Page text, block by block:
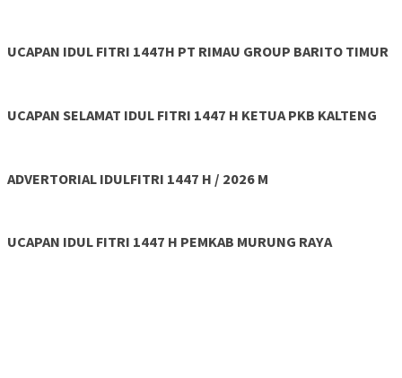
UCAPAN IDUL FITRI 1447H PT RIMAU GROUP BARITO TIMUR
UCAPAN SELAMAT IDUL FITRI 1447 H KETUA PKB KALTENG
ADVERTORIAL IDULFITRI 1447 H / 2026 M
UCAPAN IDUL FITRI 1447 H PEMKAB MURUNG RAYA